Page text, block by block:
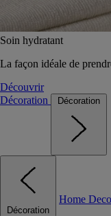
Soin hydratant
La façon idéale de
Découvrir
Décoration
Décoration
Décoration
Home